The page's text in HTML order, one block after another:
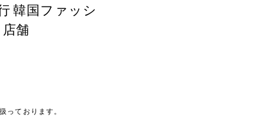
韓国ファッシ
舗
っております。